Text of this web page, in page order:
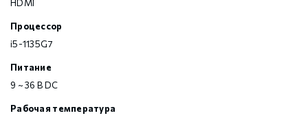
HDMI
Процессор
i5-1135G7
Питание
9 ~ 36 В DC
Рабочая температура